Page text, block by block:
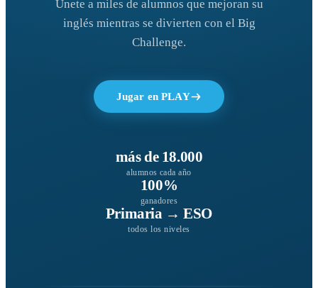
Únete a miles de alumnos que mejoran su
inglés mientras se divierten con el Big
Challenge.
Jugar en PLAY
más de 18.000
alumnos cada año
100%
ganadores
Primaria → ESO
todos los niveles